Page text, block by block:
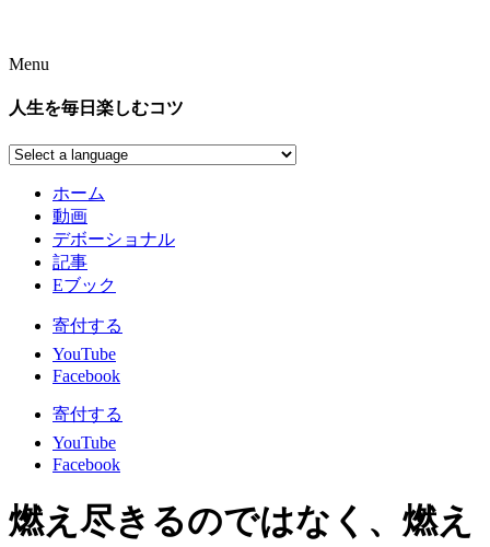
Menu
人生を毎日楽しむコツ
ホーム
動画
デボーショナル
記事
Eブック
寄付する
YouTube
Facebook
寄付する
YouTube
Facebook
燃え尽きるのではなく、燃え